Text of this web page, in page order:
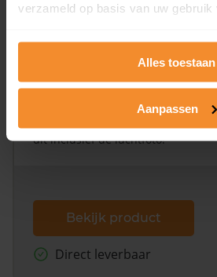
verzameld op basis van uw gebruik
Alles toestaan
Aanpassen
Kadastrale kaart pakket
Alleen globale ligging perceel
Een uitgebreid overzicht van het
omliggende percelen met de
dit inclusief de luchtfoto!
Bekijk product
Direct leverbaar